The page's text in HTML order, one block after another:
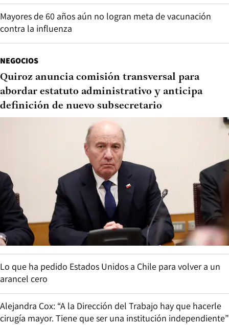
Mayores de 60 años aún no logran meta de vacunación
contra la influenza
NEGOCIOS
Quiroz anuncia comisión transversal para
abordar estatuto administrativo y anticipa
definición de nuevo subsecretario
Lo que ha pedido Estados Unidos a Chile para volver a un
arancel cero
Alejandra Cox: “A la Dirección del Trabajo hay que hacerle
cirugía mayor. Tiene que ser una institución independiente”